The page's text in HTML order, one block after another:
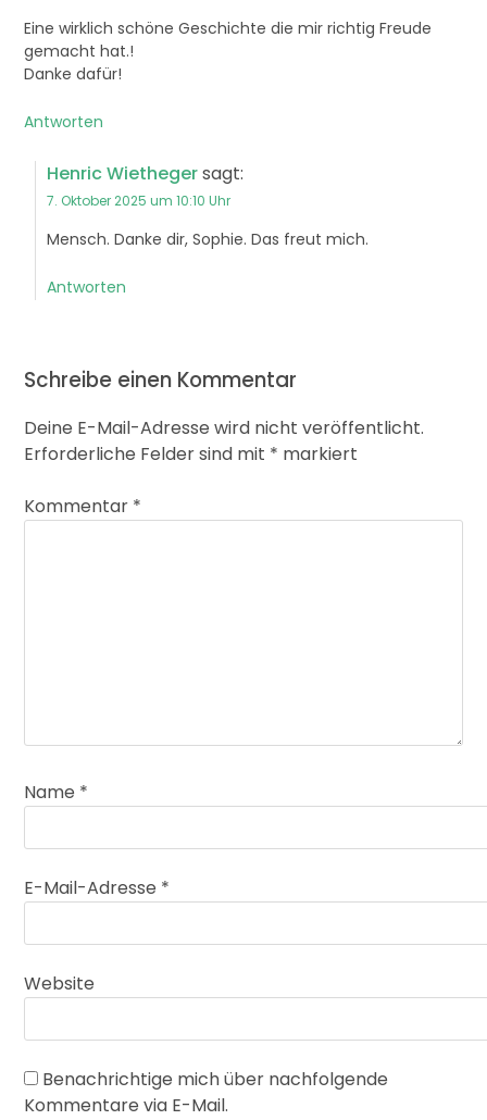
Eine wirklich schöne Geschichte die mir richtig Freude
gemacht hat.!
Danke dafür!
Antworten
Henric Wiethegersagt:
7. Oktober 2025 um 10:10 Uhr
Mensch. Danke dir, Sophie. Das freut mich.
Antworten
Schreibe einen Kommentar
Deine E-Mail-Adresse wird nicht veröffentlicht.
Erforderliche Felder sind mit * markiert
Kommentar *
Name *
E-Mail-Adresse *
Website
Benachrichtige mich über nachfolgende
Kommentare via E-Mail.